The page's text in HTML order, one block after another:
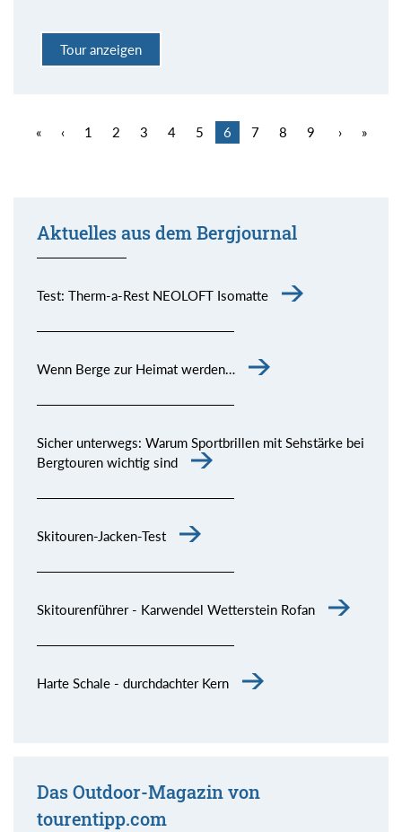
Tour anzeigen
« ‹ 1 2 3 4 5 6 7 8 9 › »
Aktuelles aus dem Bergjournal
Test: Therm-a-Rest NEOLOFT Isomatte
Wenn Berge zur Heimat werden…
Sicher unterwegs: Warum Sportbrillen mit Sehstärke bei
Bergtouren wichtig sind
Skitouren-Jacken-Test
Skitourenführer - Karwendel Wetterstein Rofan
Harte Schale - durchdachter Kern
Das Outdoor-Magazin von
tourentipp.com